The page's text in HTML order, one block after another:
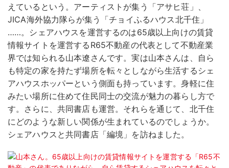
えているという。アーティストが集う「アサヒ荘」、
JICA海外協力隊らが集う「チョイふるハウス北千住」
……。シェアハウスを運営するのは65歳以上向けの賃貸
情報サイトを運営するR65不動産の代表として不動産業
界では知られる山本遼さんです。実は山本さんは、自ら
も特定の家を持たず場所を転々としながら生活するシェ
アハウスホッパーという側面も持っています。身軽に住
みたい場所に住めて住民同士の交流が魅力の暮らし方で
す。さらに、共同書店も運営。それらを通じて、北千住
にどのような新しい関係が生まれているのでしょうか。
シェアハウスと共同書店「編境」を訪ねました。